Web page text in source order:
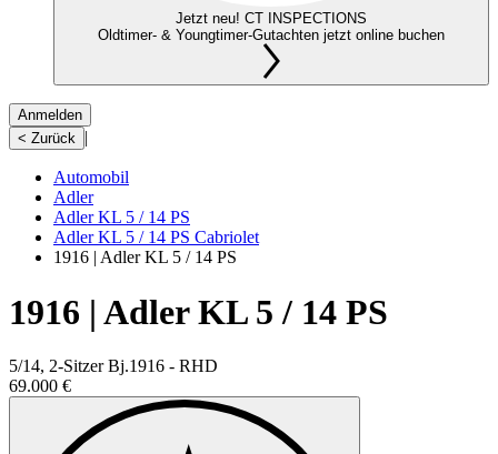
Jetzt neu! CT INSPECTIONS
Oldtimer- & Youngtimer-Gutachten jetzt online buchen
Anmelden
< Zurück |
Automobil
Adler
Adler KL 5 / 14 PS
Adler KL 5 / 14 PS Cabriolet
1916 | Adler KL 5 / 14 PS
1916 | Adler KL 5 / 14 PS
5/14, 2-Sitzer Bj.1916 - RHD
69.000 €